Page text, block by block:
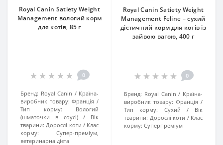
Royal Canin Satiety Weight
Management вологий корм
для котів, 85 г
0
Бренд: Royal Canin
Країна-
виробник товару: Франція
Тип корму:
Вологий
(шматочки в соусі)
Вік
тварини: Дорослі коти
Клас
корму:
Супер-преміум,
ветеринарна дієта
Royal Canin Satiety Weight
Management Feline – сухий
дієтичний корм для котів із
зайвою вагою, 400 г
0
Бренд: Royal Canin
Країна-
виробник товару: Франція
Тип корму:
Сухий
Вік
тварини: Дорослі коти
Клас
корму: Суперпреміум